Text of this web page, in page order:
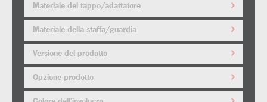
Materiale del tappo/adattatore
Materiale della staffa/guardia
Versione del prodotto
Opzione prodotto